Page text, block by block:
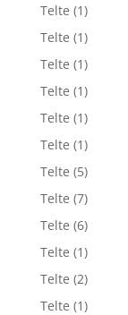
Telte (1)
Telte (1)
Telte (1)
Telte (1)
Telte (1)
Telte (1)
Telte (5)
Telte (7)
Telte (6)
Telte (1)
Telte (2)
Telte (1)